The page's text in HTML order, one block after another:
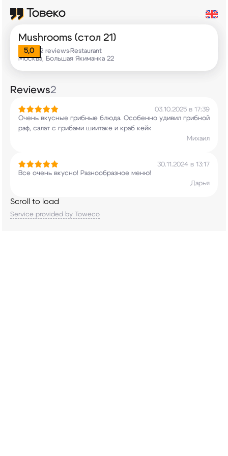
Mushrooms (стол 21)
5,0 2 reviews•Restaurant
Москва, Большая Якиманка 22
Reviews2
03.10.2025 в 17:39
Очень вкусные грибные блюда. Особенно удивил грибной
раф, салат с грибами шиитаке и краб кейк
Михаил
30.11.2024 в 13:17
Все очень вкусно! Разнообразное меню!
Дарья
Scroll to load
Service provided by Toweco